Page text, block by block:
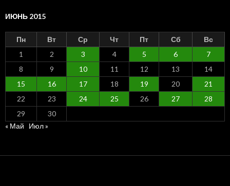
ИЮНЬ 2015
Пн Вт Ср Чт Пт Сб
Вс
1
2 3 4 5 6
7
8
9 10 11 12 13
14
15
16 17 18 19 20
21
22
23 24 25 26 27
28
29
30
« Май
Июл »